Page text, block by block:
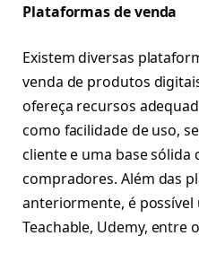
Plataformas de venda
Existem diversas
venda de produtos
ofereça recursos
como facilidade de uso,
cliente e uma base sólida
compradores. Além das
anteriormente, é possível
Teachable, Udemy, entre